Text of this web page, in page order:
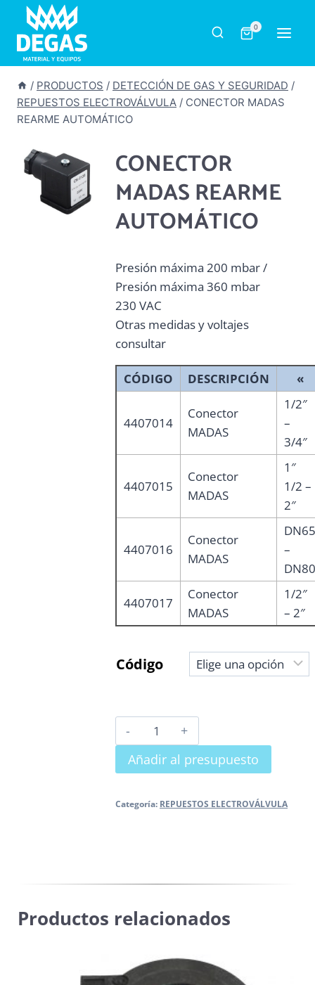
Saltar
contenido
0
/ PRODUCTOS / DETECCIÓN DE GAS Y SEGURIDAD /
REPUESTOS ELECTROVÁLVULA / CONECTOR MADAS
REARME AUTOMÁTICO
CONECTOR
MADAS REARME
AUTOMÁTICO
Presión máxima 200 mbar /
Presión máxima 360 mbar
230 VAC
Otras medidas y voltajes
consultar
CÓDIGO DESCRIPCIÓN «
4407014
Conector
MADAS
1/2″
–
3/4″
4407015
Conector
MADAS
1″
1/2 –
2″
4407016
Conector
MADAS
DN65
–
DN80
4407017
Conector
MADAS
1/2″
– 2″
Código
CONECTOR
MADAS
REARME
cantidad
Añadir al presupuesto
Categoría: REPUESTOS ELECTROVÁLVULA
Productos relacionados